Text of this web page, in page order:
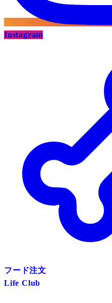
Instagram
フード注文
Life Club